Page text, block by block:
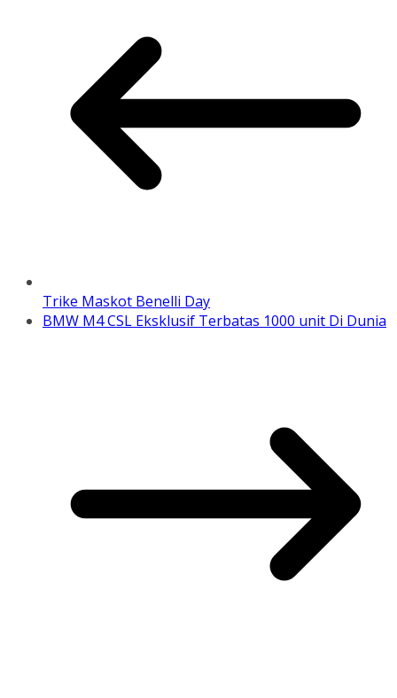
Trike Maskot Benelli Day
BMW M4 CSL Eksklusif Terbatas 1000 unit Di Dunia